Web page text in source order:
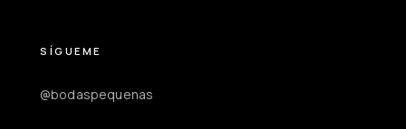
SÍGUEME
@bodaspequenas